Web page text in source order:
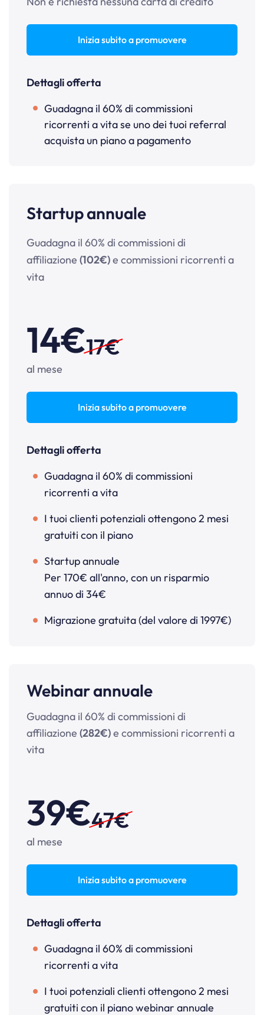
Inizia subito a promuovere
Dettagli offerta
Guadagna il 60% di commissioni
ricorrenti a vita se uno dei tuoi referral
acquista un piano a pagamento
Startup annuale
Guadagna il 60% di commissioni di
affiliazione (102€)e commissioni ricorrenti a
vita
14€17€
al mese
Inizia subito a promuovere
Dettagli offerta
Guadagna il 60% di commissioni
ricorrenti a vita
I tuoi clienti potenziali ottengono 2 mesi
gratuiti con il piano
Startup annuale
Per 170€ all'anno, con un risparmio
annuo di 34€
Migrazione gratuita (del valore di 1997€)
Webinar annuale
Guadagna il 60% di commissioni di
affiliazione (282€)e commissioni ricorrenti a
vita
39€47€
al mese
Inizia subito a promuovere
Dettagli offerta
Guadagna il 60% di commissioni
ricorrenti a vita
I tuoi potenziali clienti ottengono 2 mesi
gratuiti con il piano webinar annuale